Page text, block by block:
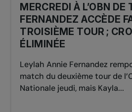
MERCREDI À L’OBN DE
FERNANDEZ ACCÈDE
TROISIÈME TOUR ;
ÉLIMINÉE
Leylah Annie Fernandez
match du deuxième tour de
Nationale jeudi, mais Kayla...